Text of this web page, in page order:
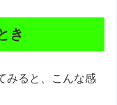
き
みると、こんな感